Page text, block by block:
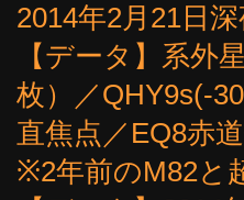
2014年2月21日
【データ】系外
枚）／QHY9s(-
直焦点／EQ8赤
※2年前のM82と